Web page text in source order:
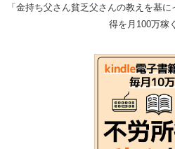
「金持ち父さん貧乏父さんの教えを基
得を月100万稼